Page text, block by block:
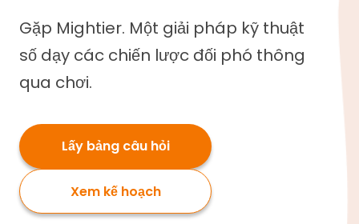
Gặp Mightier. Một giải pháp kỹ thuật
số dạy các chiến lược đối phó thông
qua chơi.
Lấy bảng câu hỏi
Xem kế hoạch